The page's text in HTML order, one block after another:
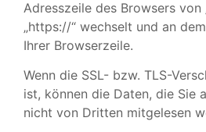
Adresszeile des Browsers von
„https://“ wechselt und an
Ihrer Browserzeile.
Wenn die SSL- bzw. TLS-
ist, können die Daten, die Sie
nicht von Dritten mitgelesen